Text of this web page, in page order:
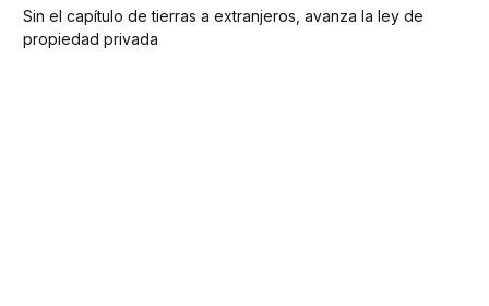
Sin el capítulo de tierras a extranjeros, avanza la ley de
propiedad privada